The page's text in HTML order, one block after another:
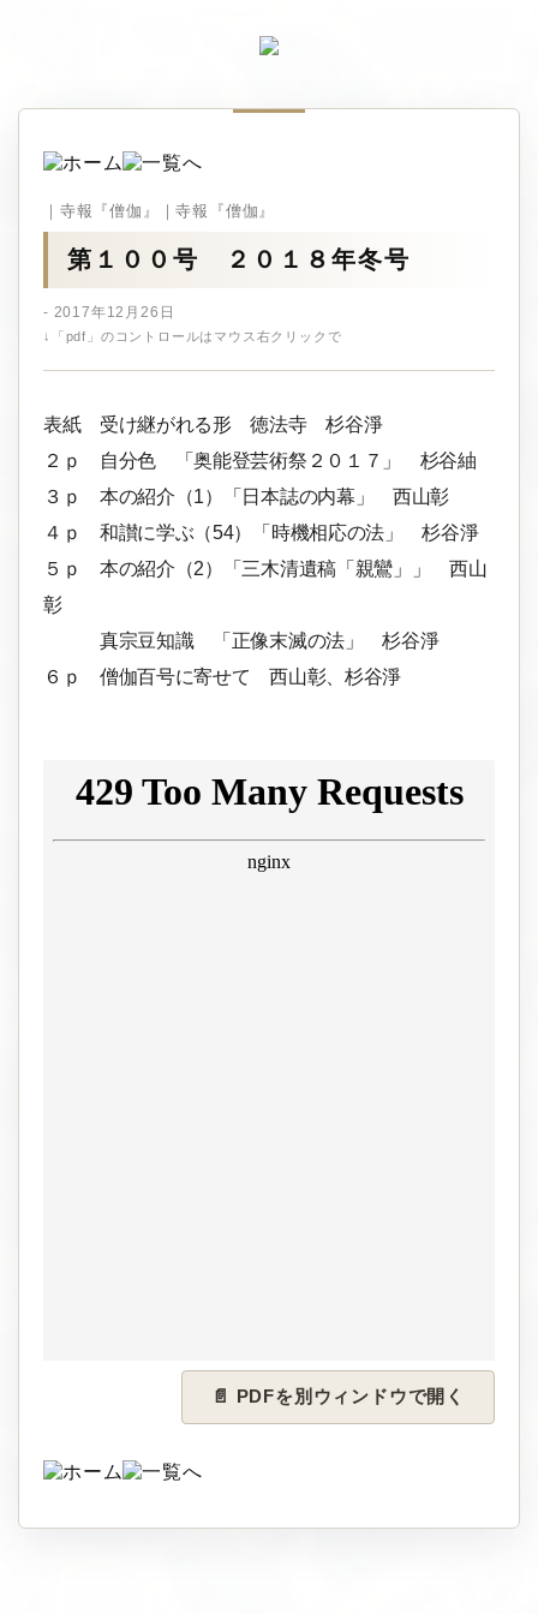
｜寺報『僧伽』｜寺報『僧伽』
第１００号 ２０１８年冬号
- 2017年12月26日
↓「pdf」のコントロールはマウス右クリックで
表紙 受け継がれる形 徳法寺 杉谷淨
２ｐ 自分色 「奥能登芸術祭２０１７」 杉谷紬
３ｐ 本の紹介（1）「日本誌の内幕」 西山彰
４ｐ 和讃に学ぶ（54）「時機相応の法」 杉谷淨
５ｐ 本の紹介（2）「三木清遺稿「親鸞」」 西山
彰
真宗豆知識 「正像末滅の法」 杉谷淨
６ｐ 僧伽百号に寄せて 西山彰、杉谷淨
📄 PDFを別ウィンドウで開く